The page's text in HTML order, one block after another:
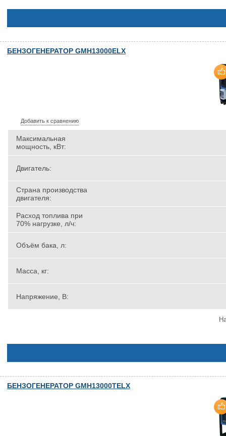
БЕНЗОГЕНЕРАТОР GMH13000ELX
Добавить к сравнению
Максимальная
мощность, кВт:
Двигатель:
Страна производства
двигателя:
Расход топлива при
70% нагрузке, л/ч:
Объём бака, л:
Масса, кг:
Напряжение, В:
БЕНЗОГЕНЕРАТОР GMH13000TELX